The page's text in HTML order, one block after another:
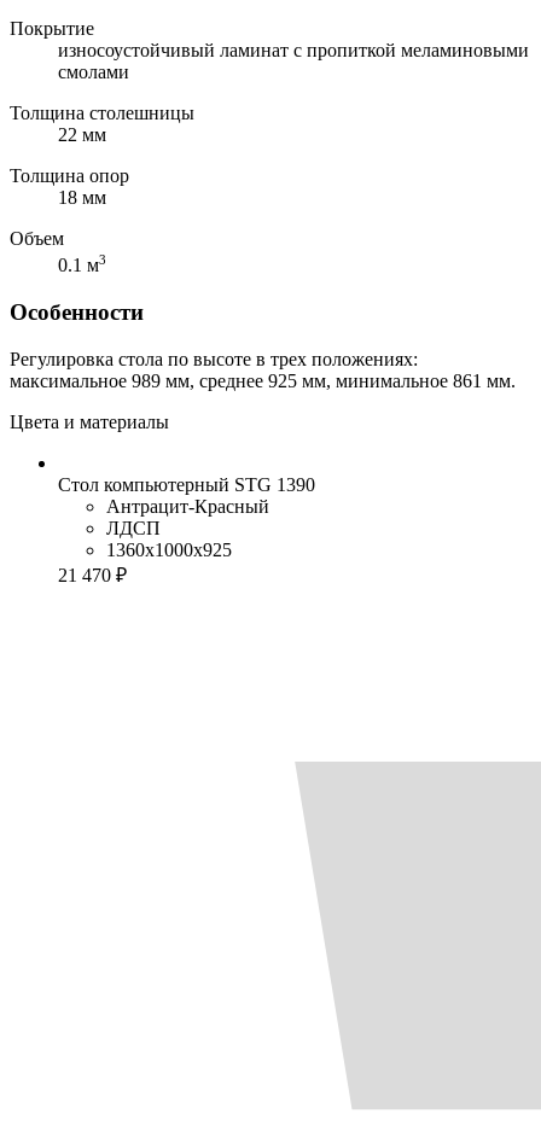
Покрытие
износоустойчивый ламинат с пропиткой меламиновыми
смолами
Толщина столешницы
22 мм
Толщина опор
18 мм
Объем
0.1 м3
Особенности
Регулировка стола по высоте в трех положениях:
максимальное 989 мм, среднее 925 мм, минимальное 861 мм.
Цвета и материалы
Стол компьютерный STG 1390
Антрацит-Красный
ЛДСП
1360x1000x925
21 470 ₽